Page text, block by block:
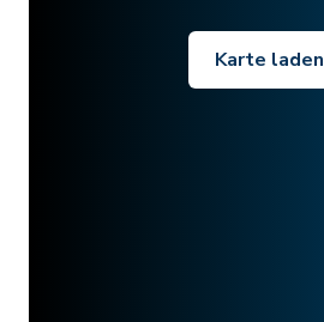
Karte laden